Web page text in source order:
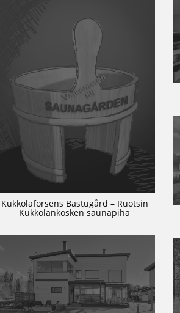
Kukkolaforsens Bastugård – Ruotsin
Kukkolankosken saunapiha